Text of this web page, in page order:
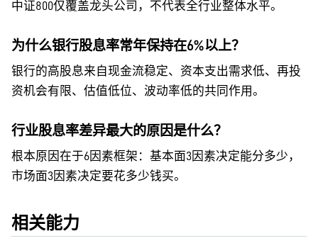
中证800仅覆盖龙头公司，不代表全行业整体水平。
为什么银行股息率常年保持在6%以上？
银行的高股息来自现金流稳定、资本支出需求低、再投
资机会有限、估值低位、波动率低的共同作用。
行业股息率差异最大的原因是什么？
根本原因在于6因素框架：基本面3因素决定能分多少，
市场面3因素决定要花多少钱买。
相关能力